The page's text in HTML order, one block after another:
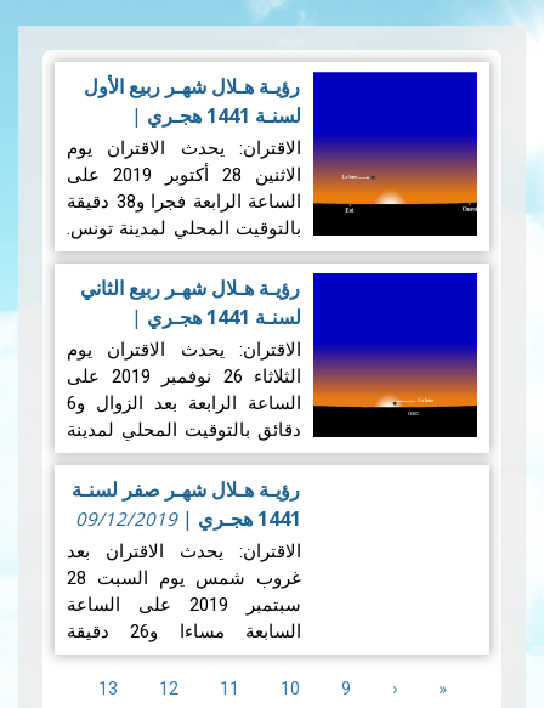
رؤيـة هـلال شهـر ربيع الأول
لسنـة 1441 هجـري
|
09/12/2019
الاقتران: يحدث الاقتران يوم
الاثنين 28 أكتوبر 2019 على
الساعة الرابعة فجرا و38 دقيقة
بالتوقيت المحلي لمدينة تونس.
وضـع القمـر عنـد غـروب
شمـس يـوم الاثنين 28 أكتوبر
1441 هجـري بالبلاد التونسية:
يمكث القمر بعد…
قراءة المزيد
رؤيـة هـلال شهـر ربيع الثاني
لسنـة 1441 هجـري
|
09/12/2019
الاقتران: يحدث الاقتران يوم
الثلاثاء 26 نوفمبر 2019 على
الساعة الرابعة بعد الزوال و6
دقائق بالتوقيت المحلي لمدينة
تونس. وضـع القمـر عنـد غـروب
شمـس يـوم الثلاثاء 26 نوفمبر
2019 الموافـق لـ 29 ربيع الأول
قراءة المزيد
رؤيـة هـلال شهـر صفر لسنـة
1441 هجـري
|
09/12/2019
الاقتران: يحدث الاقتران بعد
غروب شمس يوم السبت 28
سبتمبر 2019 على الساعة
السابعة مساءا و26 دقيقة
بالتوقيت المحلي لمدينة تونس.
وضـع القمـر عنـد غـروب
Pagination
First
«
Previous‹ الصفحة
9 الصفحة
10 الصفحة
11 الصفحة
12 الصفحة
13